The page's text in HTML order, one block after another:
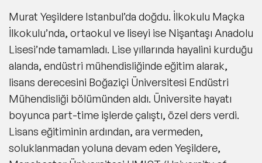
Murat Yeşildere Istanbul’da doğdu. İlkokulu Maçka
İlkokulu’nda, ortaokul ve liseyi ise Nişantaşı Anadolu
Lisesi’nde tamamladı. Lise yıllarında hayalini kurduğu
alanda, endüstri mühendisliğinde eğitim alarak,
lisans derecesini Boğaziçi Üniversitesi Endüstri
Mühendisliği bölümünden aldı. Üniversite hayatı
boyunca part-time işlerde çalıştı, özel ders verdi.
Lisans eğitiminin ardından, ara vermeden,
soluklanmadan yoluna devam eden Yeşildere,